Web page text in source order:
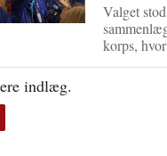
Valget
korps,
indlæg.